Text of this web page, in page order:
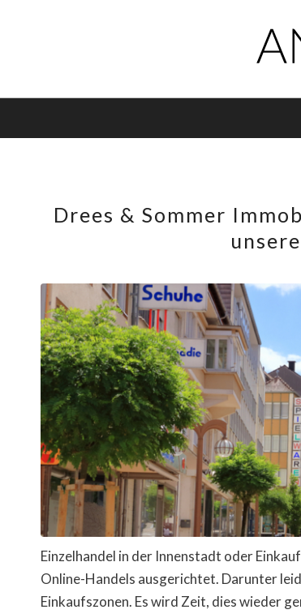
Drees & Sommer
Einzelhandel in der Innenstadt oder
Online-Handels ausgerichtet. Darunter
Einkaufszonen. Es wird Zeit, dies wieder